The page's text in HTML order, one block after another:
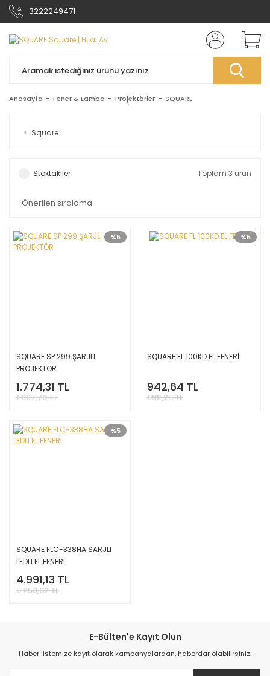
3222249471
Anasayfa Fener & Lamba Projektörler SQUARE
Square
Stoktakiler Toplam 3 ürün
%5
SQUARE SP 299 ŞARJLI
PROJEKTÖR
1.774,31 TL
1.867,70 TL
%5
SQUARE FL 100KD EL FENERİ
942,64 TL
992,25 TL
%5
SQUARE FLC-338HA SARJLI
LEDLI EL FENERI
4.991,13 TL
5.253,82 TL
E-Bülten'e Kayıt Olun
Haber listemize kayıt olarak kampanyalardan, haberdar olabilirsiniz.